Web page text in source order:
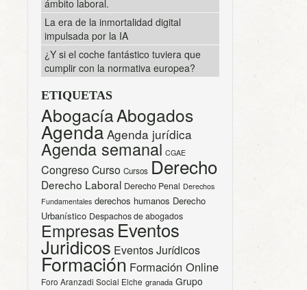
ámbito laboral.
La era de la inmortalidad digital
impulsada por la IA
¿Y si el coche fantástico tuviera que
cumplir con la normativa europea?
ETIQUETAS
AbogacíaAbogados
Agenda Agenda jurídica
Agenda semanal CGAE
CongresoCurso Cursos Derecho
Derecho Laboral Derecho Penal Derechos
Fundamentales derechos humanos Derecho
Urbanístico Despachos de abogados
Empresas Eventos
Juridicos Eventos Jurídicos
Formación Formación Online
Foro Aranzadi Social Elche granada Grupo